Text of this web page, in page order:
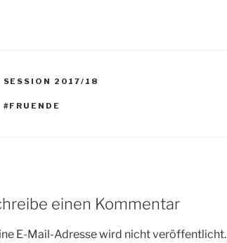
KATEGORIEN
SESSION 2017/18
SCHLAGWÖRTER
#FRUENDE
einen Kommentar
E-Mail-Adresse wird nicht veröffentlicht.